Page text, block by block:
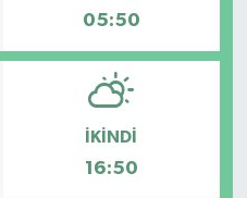
05:50
İKINDI
16:50